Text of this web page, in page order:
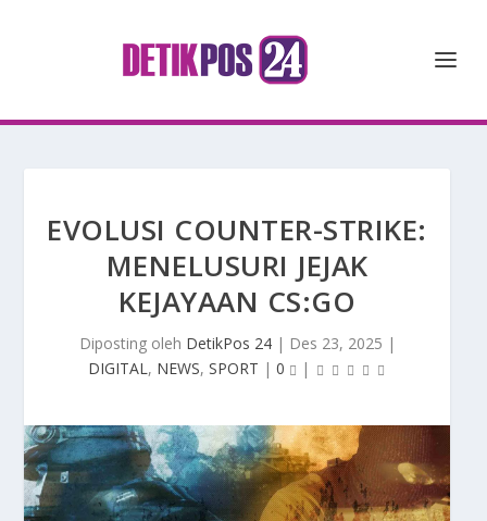
EVOLUSI COUNTER-STRIKE:
MENELUSURI JEJAK
KEJAYAAN CS:GO
Diposting oleh DetikPos 24| Des 23, 2025 |
DIGITAL, NEWS, SPORT | 0 |